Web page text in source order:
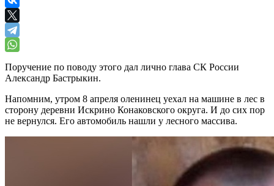
Поручение по поводу этого дал лично глава СК России
Александр Бастрыкин.
Напомним, утром 8 апреля оленинец уехал на машине в лес в
сторону деревни Искрино Конаковского округа. И до сих пор
не вернулся. Его автомобиль нашли у лесного массива.